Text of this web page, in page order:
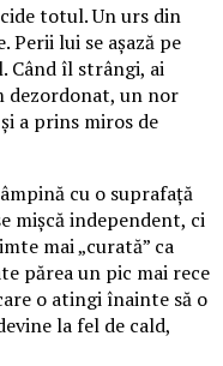
totul. Un urs din
Perii lui se așază pe
Când îl strângi, ai
dezordonat, un nor
a prins miros de
cu o suprafață
mișcă independent, ci
mai „curată” ca
părea un pic mai rece
o atingi înainte să o
la fel de cald,